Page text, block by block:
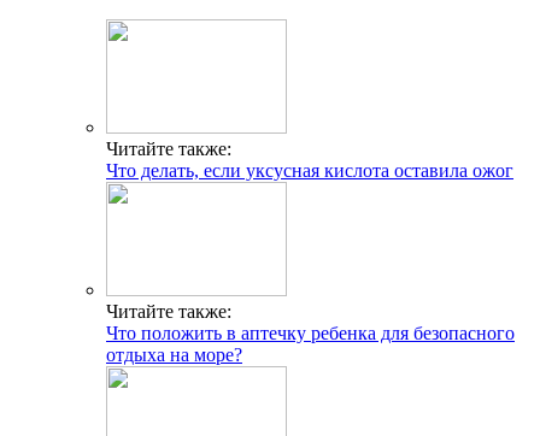
Читайте также:
Что делать, если уксусная кислота оставила ожог
Читайте также:
Что положить в аптечку ребенка для безопасного
отдыха на море?